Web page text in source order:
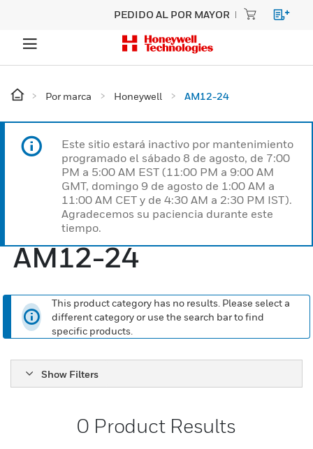
PEDIDO AL POR MAYOR
Por marca Honeywell AM12-24
Este sitio estará inactivo por mantenimiento
programado el sábado 8 de agosto, de 7:00
PM a 5:00 AM EST (11:00 PM a 9:00 AM
GMT, domingo 9 de agosto de 1:00 AM a
11:00 AM CET y de 4:30 AM a 2:30 PM IST).
Agradecemos su paciencia durante este
tiempo.
AM12-24
This product category has no results. Please select a
different category or use the search bar to find
specific products.
Show Filters
0 Product Results